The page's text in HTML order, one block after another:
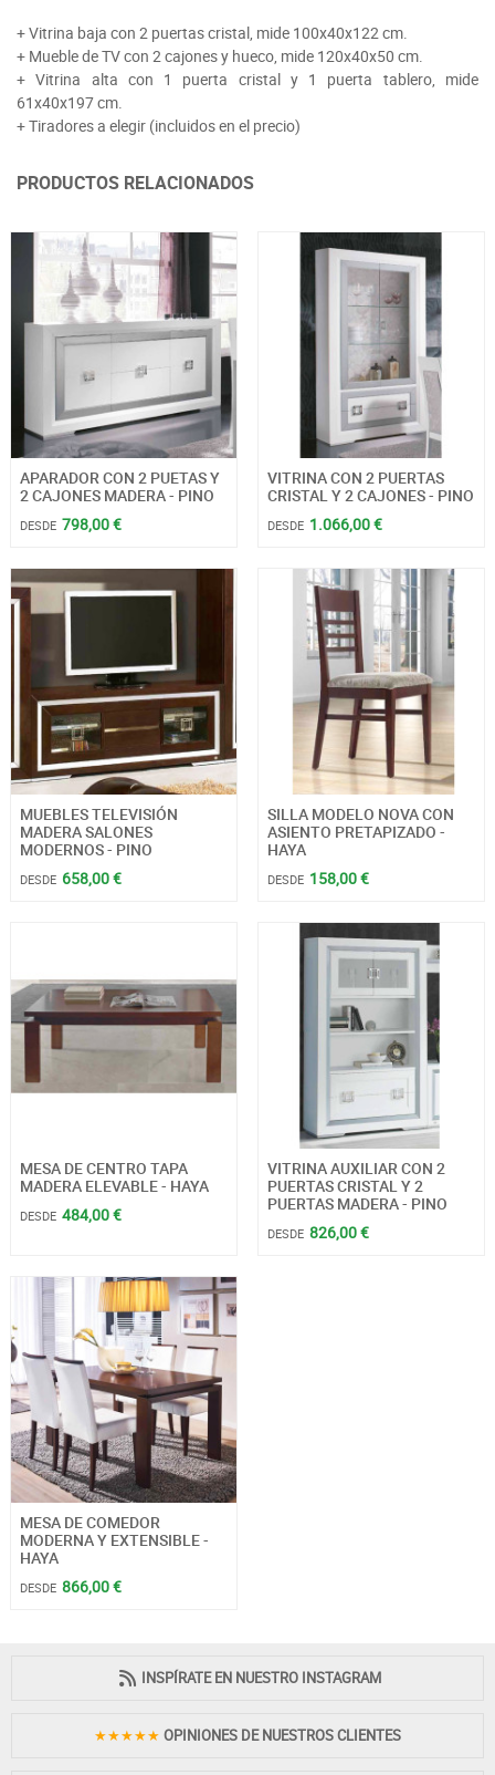
+ Vitrina baja con 2 puertas cristal, mide 100x40x122 cm.
+ Mueble de TV con 2 cajones y hueco, mide 120x40x50 cm.
+ Vitrina alta con 1 puerta cristal y 1 puerta tablero, mide
61x40x197 cm.
+ Tiradores a elegir (incluidos en el precio)
PRODUCTOS RELACIONADOS
APARADOR CON 2 PUETAS Y
2 CAJONES MADERA - PINO
DESDE 798,00 €
VITRINA CON 2 PUERTAS
CRISTAL Y 2 CAJONES - PINO
DESDE 1.066,00 €
MUEBLES TELEVISIÓN
MADERA SALONES
MODERNOS - PINO
DESDE 658,00 €
SILLA MODELO NOVA CON
ASIENTO PRETAPIZADO -
HAYA
DESDE 158,00 €
MESA DE CENTRO TAPA
MADERA ELEVABLE - HAYA
DESDE 484,00 €
VITRINA AUXILIAR CON 2
PUERTAS CRISTAL Y 2
PUERTAS MADERA - PINO
DESDE 826,00 €
MESA DE COMEDOR
MODERNA Y EXTENSIBLE -
HAYA
DESDE 866,00 €
INSPÍRATE EN NUESTRO INSTAGRAM
★★★★★ OPINIONES DE NUESTROS CLIENTES